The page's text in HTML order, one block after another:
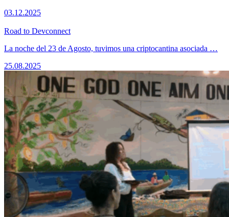
03.12.2025
Road to Devconnect
La noche del 23 de Agosto, tuvimos una criptocantina asociada …
25.08.2025